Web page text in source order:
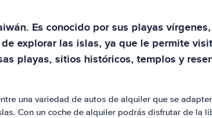
Es conocido por sus playas
explorar las islas, ya que le permite
playas, sitios históricos, templos y
una variedad de autos de alquiler que se
Con un coche de alquiler podrás disfrutar de la